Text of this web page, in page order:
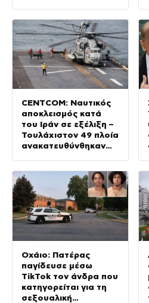
CENTCOM: Ναυτικός
αποκλεισμός κατά
του Ιράν σε εξέλιξη –
Τουλάχιστον 49 πλοία
ανακατευθύνθηκαν
Οχάιο: Πατέρας
παγίδευσε μέσω
TikTok τον άνδρα που
κατηγορείται για τη
σεξουαλική